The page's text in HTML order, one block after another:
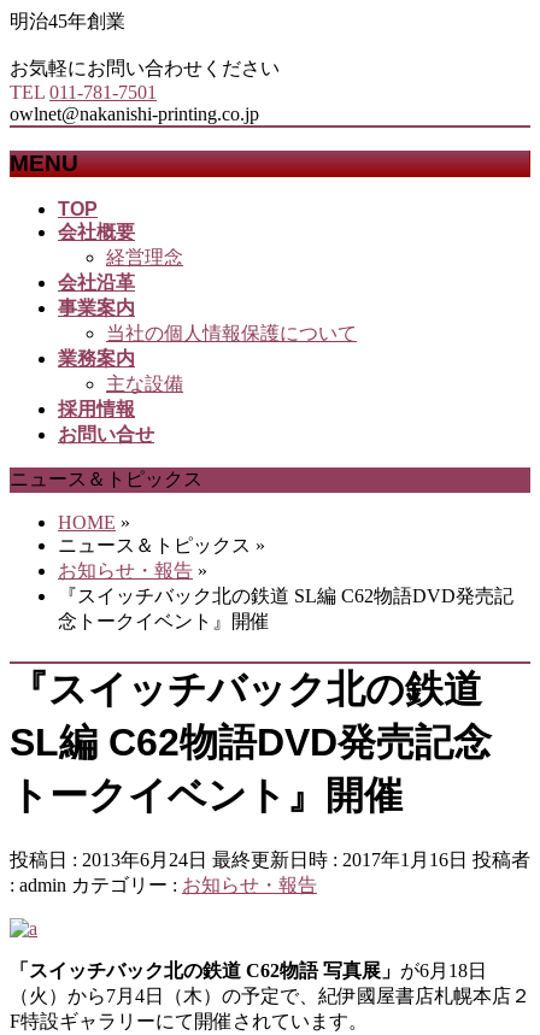
明治45年創業
お気軽にお問い合わせください
TEL 011-781-7501
owlnet@nakanishi-printing.co.jp
MENU
TOP
会社概要
経営理念
会社沿革
事業案内
当社の個人情報保護について
業務案内
主な設備
採用情報
お問い合せ
ニュース＆トピックス
HOME »
ニュース＆トピックス »
お知らせ・報告 »
『スイッチバック北の鉄道 SL編 C62物語DVD発売記
念トークイベント』開催
『スイッチバック北の鉄道
SL編 C62物語DVD発売記念
トークイベント』開催
投稿日 : 2013年6月24日 最終更新日時 : 2017年1月16日 投稿者
: admin カテゴリー : お知らせ・報告
「スイッチバック北の鉄道 C62物語 写真展」 が6月18日
（火）から7月4日（木）の予定で、紀伊國屋書店札幌本店２
F特設ギャラリーにて開催されています。